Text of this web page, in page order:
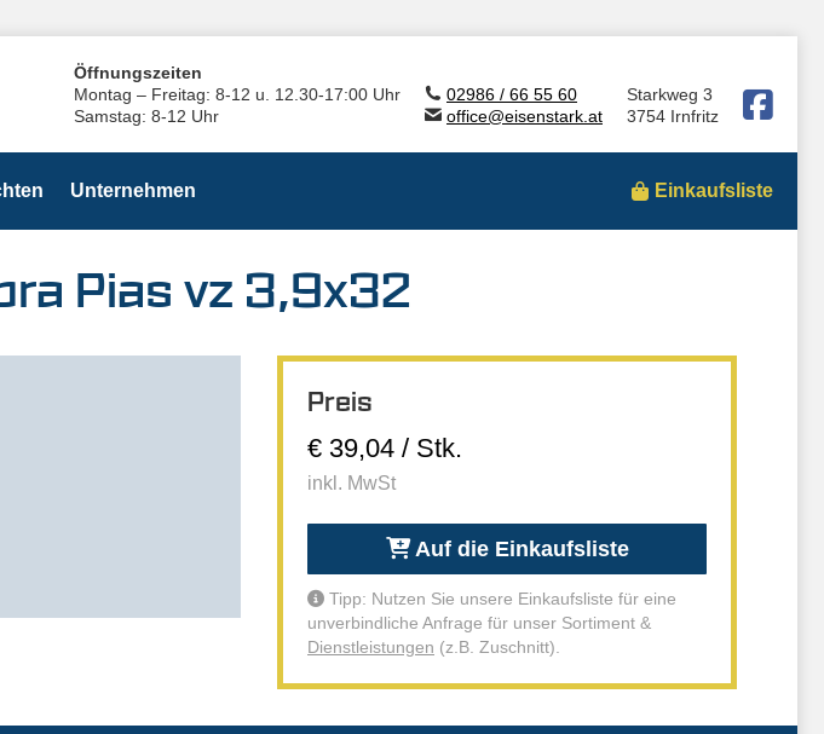
Öffnungszeiten
Montag – Freitag: 8-12 u. 12.30-17:00 Uhr
Samstag: 8-12 Uhr
02986 / 66 55 60
office@eisenstark.at
Starkweg 3
3754 Irnfritz
Unternehmen Einkaufsliste
Pias vz 3,9x32
Preis
€ 39,04 / Stk.
inkl. MwSt
Auf die Einkaufsliste
Tipp: Nutzen Sie unsere Einkaufsliste für eine
unverbindliche Anfrage für unser Sortiment &
Dienstleistungen (z.B. Zuschnitt).